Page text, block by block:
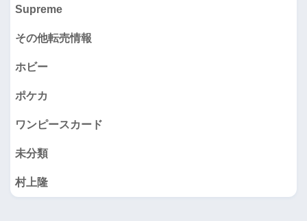
Supreme
その他転売情報
ホビー
ポケカ
ワンピースカード
未分類
村上隆